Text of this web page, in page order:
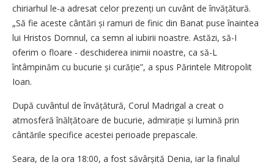
chiriarhul le-a adresat celor prezenți un cuvânt de învățătură.
„Să fie aceste cântări și ramuri de finic din Banat puse înaintea
lui Hristos Domnul, ca semn al iubirii noastre. Astăzi, să-I
oferim o floare - deschiderea inimii noastre, ca să-L
întâmpinăm cu bucurie și curăție”, a spus Părintele Mitropolit
Ioan.
După cuvântul de învățătură, Corul Madrigal a creat o
atmosferă înălțătoare de bucurie, admirație și lumină prin
cântările specifice acestei perioade prepascale.
Seara, de la ora 18:00, a fost săvârșită Denia, iar la finalul